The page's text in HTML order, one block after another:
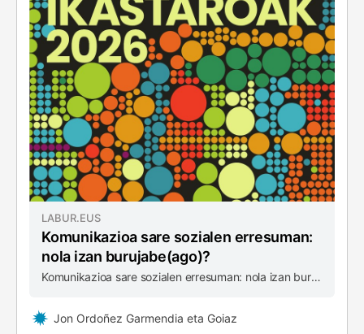
LABUR.EUS
Komunikazioa sare sozialen erresuman:
nola izan burujabe(ago)?
Komunikazioa sare sozialen erresuman: nola izan burujabe(ago)?
Jon Ordoñez Garmendia eta Goiaz